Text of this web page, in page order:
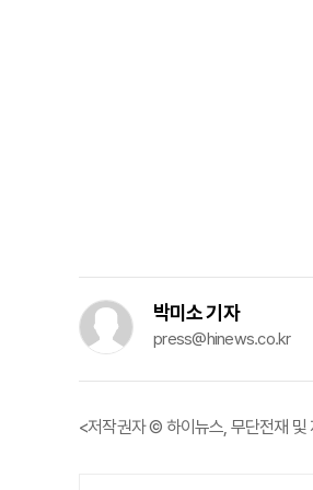
박미소 기자
press@hinews.co.kr
<저작권자 © 하이뉴스, 무단전재 및